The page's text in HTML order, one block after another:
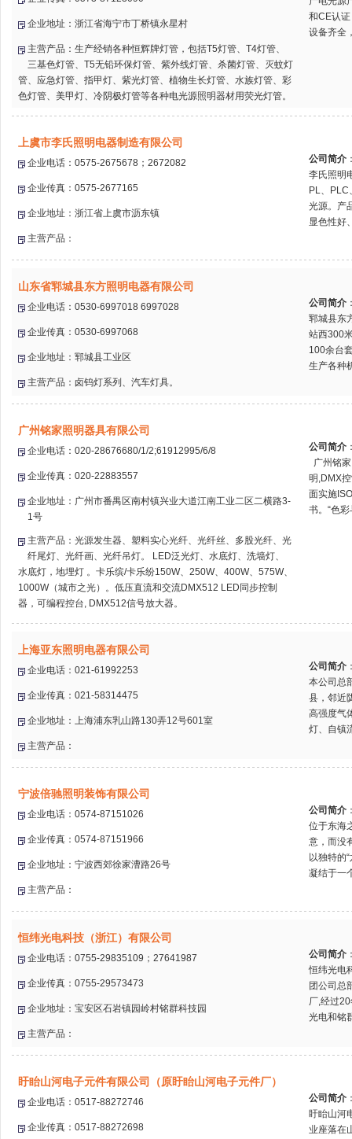
企业地址：浙江省海宁市丁桥镇永星村
主营产品：生产经销各种恒辉牌灯管，包括T5灯管、T4灯管、
三基色灯管、T5无铅环保灯管、紫外线灯管、杀菌灯管、灭蚊灯
管、应急灯管、指甲灯、紫光灯管、植物生长灯管、水族灯管、彩
色灯管、美甲灯、冷阴极灯管等各种电光源照明器材用荧光灯管。
和CE认
设备齐全
上虞市李氏照明电器制造有限公司
企业电话：0575-2675678；2672082
企业传真：0575-2677165
企业地址：浙江省上虞市沥东镇
主营产品：
公司简介
李氏照明
PL、PLC
光源。产
显色性好
山东省郓城县东方照明电器有限公司
企业电话：0530-6997018 6997028
企业传真：0530-6997068
企业地址：郓城县工业区
主营产品：卤钨灯系列、汽车灯具。
公司简介
郓城县东
站西300
100余台
生产各种
广州铭家照明器具有限公司
企业电话：020-28676680/1/2;61912995/6/8
企业传真：020-22883557
企业地址：广州市番禺区南村镇兴业大道江南工业二区二横路3-
1号
主营产品：光源发生器、塑料实心光纤、光纤丝、多股光纤、光
纤尾灯、光纤画、光纤吊灯。 LED泛光灯、水底灯、洗墙灯、
水底灯，地埋灯 。卡乐缤/卡乐纷150W、250W、400W、575W、
1000W（城市之光）。低压直流和交流DMX512 LED同步控制
器，可编程控台, DMX512信号放大器。
公司简介
广州铭
明,DMX
面实施
书。“色
上海亚东照明电器有限公司
企业电话：021-61992253
企业传真：021-58314475
企业地址：上海浦东乳山路130弄12号601室
主营产品：
公司简介
本公司总
县，邻近
高强度气
灯、自镇
宁波倍驰照明装饰有限公司
企业电话：0574-87151026
企业传真：0574-87151966
企业地址：宁波西郊徐家漕路26号
主营产品：
公司简介
位于东海
意，而没
以独特的
凝结于一
恒纬光电科技（浙江）有限公司
企业电话：0755-29835109；27641987
企业传真：0755-29573473
企业地址：宝安区石岩镇园岭村铭群科技园
主营产品：
公司简介
恒纬光电
团公司总
厂,经过
光电和铭
盱眙山河电子元件有限公司（原盱眙山河电子元件厂）
企业电话：0517-88272746
企业传真：0517-88272698
公司简介
盱眙山河
业座落在